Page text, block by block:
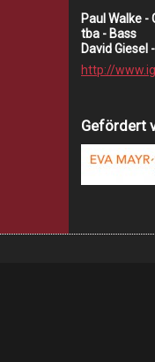
Paul Walke -
tba - Bass
David Giesel
http://
Gefördert